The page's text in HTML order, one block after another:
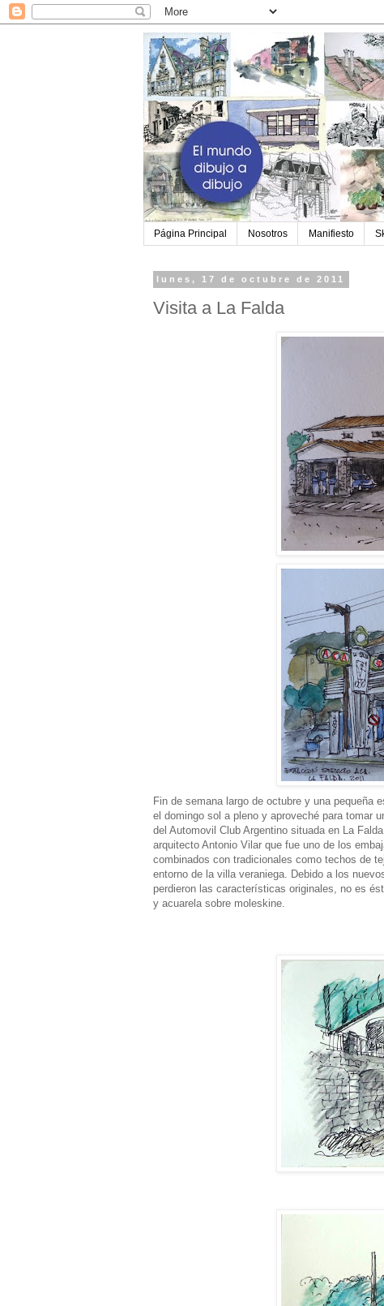
Página Principal Nosotros Manifiesto
lunes, 17 de octubre de 2011
Visita a La Falda
Fin de semana largo de octubre y una pequeña
el domingo sol a pleno y aproveché para tomar
del Automovil Club Argentino situada en La
arquitecto Antonio Vilar que fue uno de los
combinados con tradicionales como techos de
entorno de la villa veraniega. Debido a los
perdieron las características originales, no es
y acuarela sobre moleskine.